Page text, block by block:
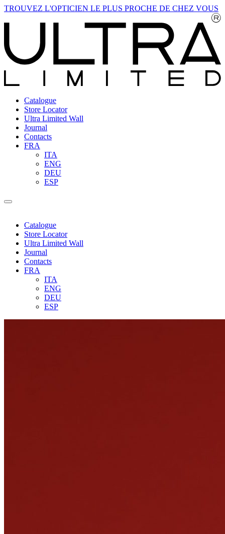
TROUVEZ L'OPTICIEN LE PLUS PROCHE DE CHEZ VOUS
Catalogue
Store Locator
Ultra Limited Wall
Journal
Contacts
FRA
ITA
ENG
DEU
ESP
Catalogue
Store Locator
Ultra Limited Wall
Journal
Contacts
FRA
ITA
ENG
DEU
ESP